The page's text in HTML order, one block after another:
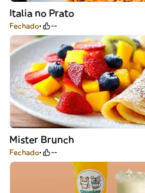
Italia no Prato
Fechado --
Mister Brunch
Fechado --